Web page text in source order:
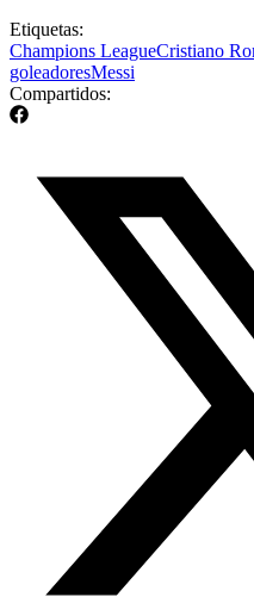
Etiquetas:
Champions LeagueCristiano
goleadoresMessi
Compartidos: